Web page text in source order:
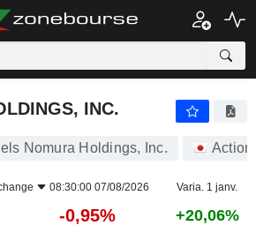
INC. -0,95%
INC.
Nomura Holdings, Inc.
08:30:00 07/08/2026 Varia. 1 janv.
-0,95% +20,06%